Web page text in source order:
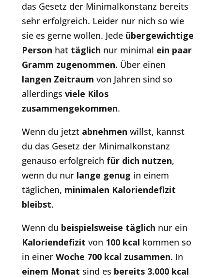
das Gesetz der Minimalkonstanz bereits
sehr erfolgreich. Leider nur nich so wie
sie es gerne wollen. Jede übergewichtige
Person hat täglich nur minimal ein paar
Gramm zugenommen. Über einen
langen Zeitraum von Jahren sind so
allerdings viele Kilos
zusammengekommen.
Wenn du jetzt abnehmen willst, kannst
du das Gesetz der Minimalkonstanz
genauso erfolgreich für dich nutzen,
wenn du nur lange genug in einem
täglichen, minimalen Kaloriendefizit
bleibst.
Wenn du beispielsweise täglich nur ein
Kaloriendefizit von 100 kcal kommen so
in einer Woche 700 kcal zusammen. In
einem Monat sind es bereits 3.000 kcal